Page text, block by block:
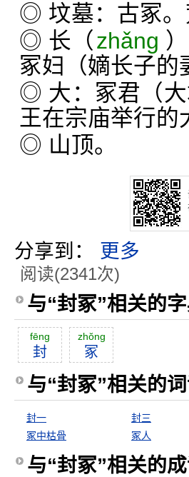
◎ 坟墓：古冢。
◎ 长（zhǎng
冢妇（嫡长子的
◎ 大：冢君（大
王在宗庙举行的
◎ 山顶。
分享到： 更多
阅读(2341次)
与“封冢”相关的
fēng
封
zhŏng
冢
与“封冢”相关的
封一 封三
冢中枯骨
冢人
与“封冢”相关的